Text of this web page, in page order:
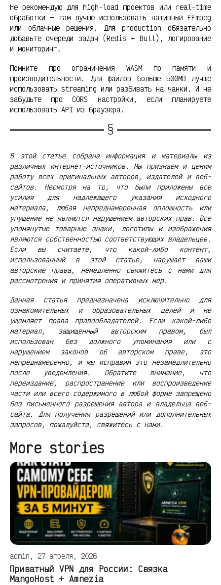
Не рекомендую для high-load проектов или real-time
обработки — там лучше использовать нативный FFmpeg
или облачные решения. Для production обязательно
добавьте очереди задач (Redis + Bull), логирование
и мониторинг.
Помните про ограничения WASM по памяти и
производительности. Для файлов больше 500MB лучше
использовать streaming или разбивать на чанки. И не
забудьте про CORS настройки, если планируете
использовать API из браузера.
В этой статье собрана информация и материалы из
различных интернет-источников. Мы признаем и ценим
работу всех оригинальных авторов, издателей и веб-
сайтов. Несмотря на то, что были приложены все
усилия для надлежащего указания исходного
материала, любая непреднамеренная оплошность или
упущение не являются нарушением авторских прав. Все
упомянутые товарные знаки, логотипы и изображения
являются собственностью соответствующих владельцев.
Если вы считаете, что какой-либо контент,
использованный в этой статье, нарушает ваши
авторские права, немедленно свяжитесь с нами для
рассмотрения и принятия оперативных мер.
Данная статья предназначена исключительно для
ознакомительных и образовательных целей и не
ущемляет права правообладателей. Если какой-либо
материал, защищенный авторским правом, был
использован без должного упоминания или с
нарушением законов об авторском праве, это
непреднамеренно, и мы исправим это незамедлительно
после уведомления. Обратите внимание, что
переиздание, распространение или воспроизведение
части или всего содержимого в любой форме запрещено
без письменного разрешения автора и владельца веб-
сайта. Для получения разрешений или дополнительных
запросов, пожалуйста, свяжитесь с нами.
More stories
admin, 27 апреля, 2026
Приватный VPN для России: Связка
MangoHost + Amnezia